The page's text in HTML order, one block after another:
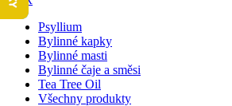
Psyllium
Bylinné kapky
Bylinné masti
Bylinné čaje a směsi
Tea Tree Oil
Všechny produkty